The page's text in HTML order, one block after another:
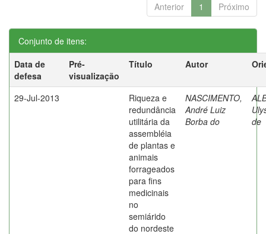
Anterior 1 Próximo
Conjunto de itens:
Data de
defesa
Pré-
visualização
Título Autor
29-Jul-2013
Riqueza e
redundância
utilitária da
assembléia
de plantas e
animais
forrageados
para fins
medicinais
no
semiárido
do nordeste
NASCIMENTO,
André Luiz
Borba do
de